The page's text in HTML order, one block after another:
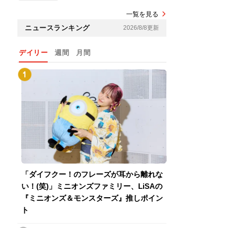
一覧を見る
ニュースランキング 2026/8/8更新
デイリー 週間 月間
「ダイフクー！のフレーズが耳から離れな
い！(笑)」ミニオンズファミリー、LiSAの
『ミニオンズ＆モンスターズ』推しポイン
ト